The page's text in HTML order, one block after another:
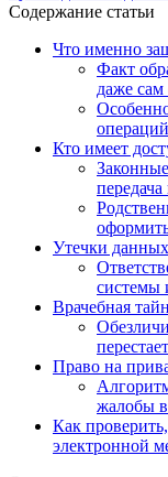
Содержание статьи
Что именно
Факт
даже
Кто имеет
Утечки
системы
Врачебная
Право на
жалобы в
Как
электронной